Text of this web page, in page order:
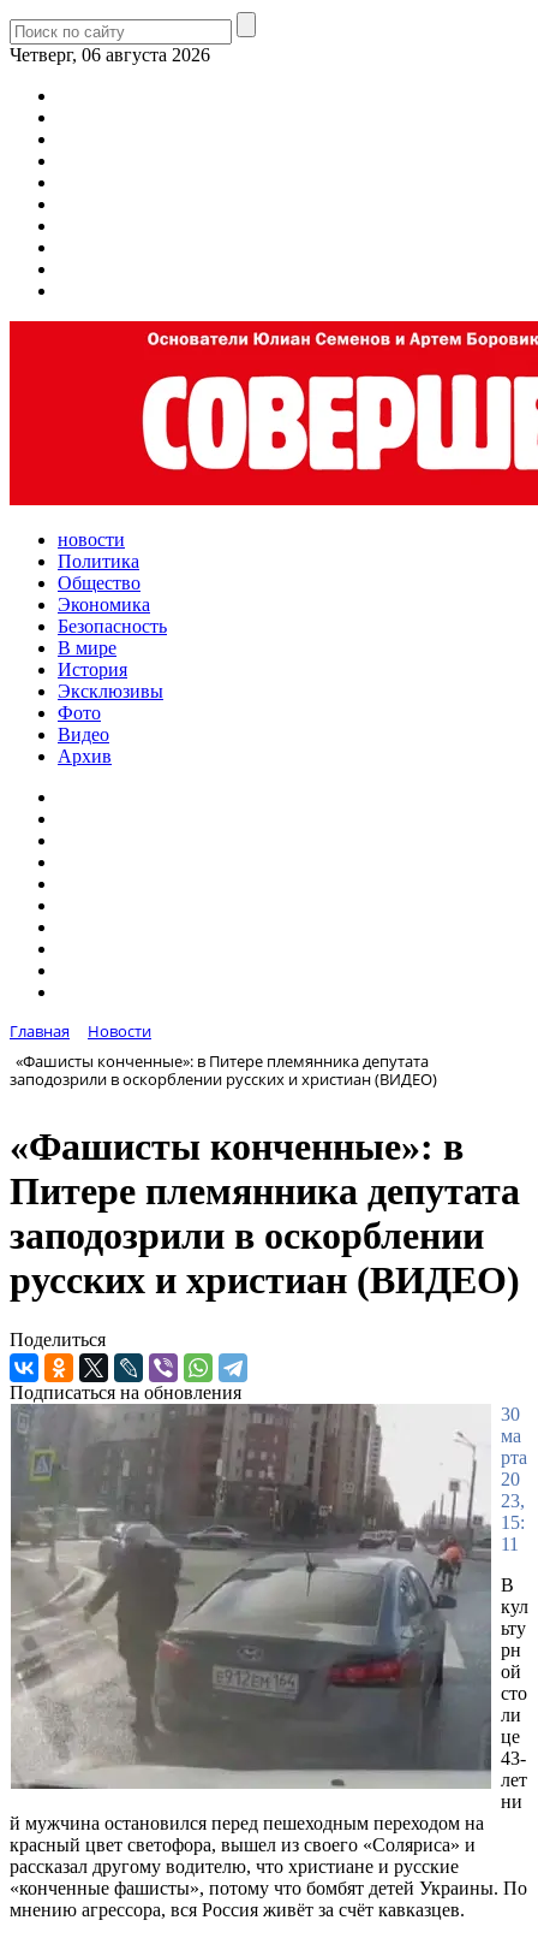
Четверг, 06 августа 2026
новости
Политика
Общество
Экономика
Безопасность
В мире
История
Эксклюзивы
Фото
Видео
Архив
Главная
Новости
«Фашисты конченные»: в Питере племянника депутата
заподозрили в оскорблении русских и христиан (ВИДЕО)
«Фашисты конченные»: в
Питере племянника депутата
заподозрили в оскорблении
русских и христиан (ВИДЕО)
Поделиться
Подписаться на обновления
30
ма
рта
20
23,
15:
11
В
кул
ьту
рн
ой
сто
ли
це
43-
лет
ни
й мужчина остановился перед пешеходным переходом на
красный цвет светофора, вышел из своего «Соляриса» и
рассказал другому водителю, что христиане и русские
«конченные фашисты», потому что бомбят детей Украины. По
мнению агрессора, вся Россия живёт за счёт кавказцев.